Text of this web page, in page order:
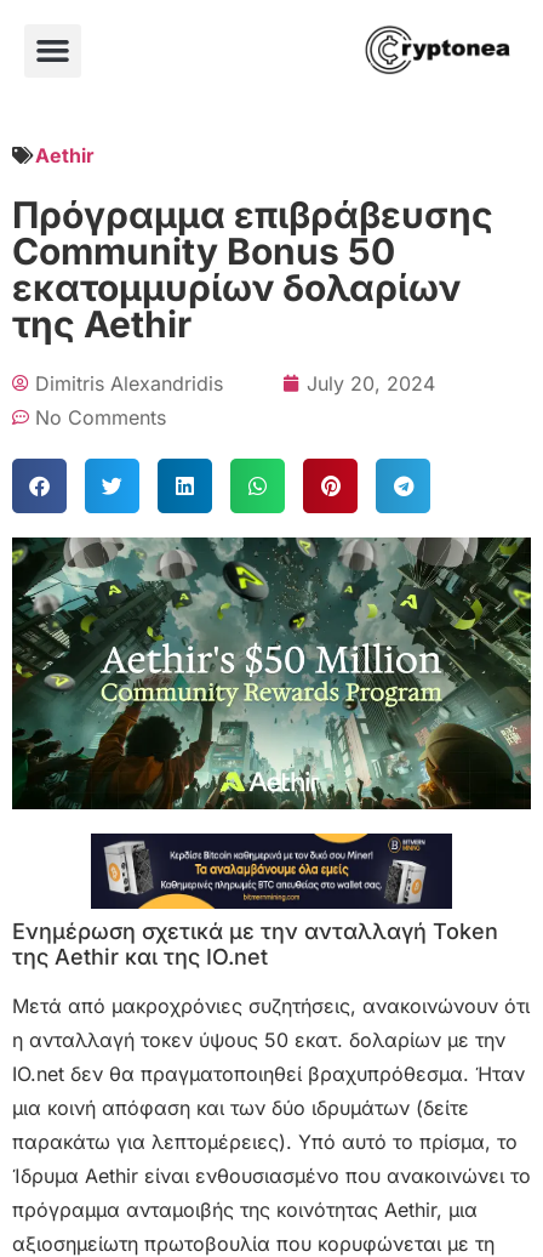
Aethir
Πρόγραμμα επιβράβευσης
Community Bonus 50
εκατομμυρίων δολαρίων
της Aethir
Dimitris Alexandridis
July 20, 2024
No Comments
Ενημέρωση σχετικά με την ανταλλαγή Token
της Aethir και της IO.net
Μετά από μακροχρόνιες συζητήσεις, ανακοινώνουν ότι
η ανταλλαγή τοκεν ύψους 50 εκατ. δολαρίων με την
IO.net δεν θα πραγματοποιηθεί βραχυπρόθεσμα. Ήταν
μια κοινή απόφαση και των δύο ιδρυμάτων (δείτε
παρακάτω για λεπτομέρειες). Υπό αυτό το πρίσμα, το
Ίδρυμα Aethir είναι ενθουσιασμένο που ανακοινώνει το
πρόγραμμα ανταμοιβής της κοινότητας Aethir, μια
αξιοσημείωτη πρωτοβουλία που κορυφώνεται με τη